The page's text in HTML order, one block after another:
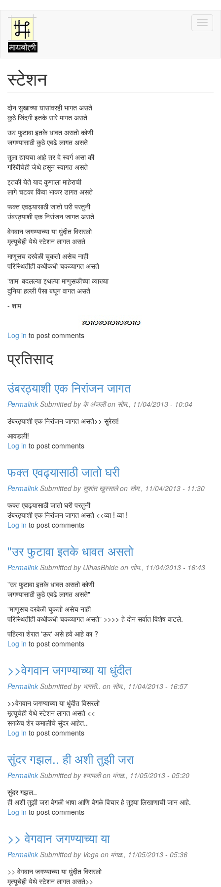
Skip
main
content
स्टेशन
दोन सुखाच्या घासांवरही भागत असते
कुठे जिंदगी इतके सारे मागत असते
ऊर फुटावा इतके धावत असतो कोणी
जगण्यासाठी कुठे एवढे लागत असते
तुला द्यायचा आहे तर दे स्वर्ग असा की
गरिबीचेही जेथे हसून स्वागत असते
इतकी येते याद कुणाला माहेराची
लागे चटका किंवा भाकर डागत असते
फक्त एवढ्यासाठी जातो घरी परतुनी
उंबरठ्याशी एक निरांजन जागत असते
वेगवान जगण्याच्या या धुंदीत विसरलो
मृत्यूचेही येथे स्टेशन लागत असते
माणूसच दरवेळी चुकतो असेच नाही
परिस्थितीही कधीकधी चकव्यागत असते
'शाम' बदलल्या इथल्या माणुसकीच्या व्याख्या
दुनिया हल्ली पैसा बघून वागत असते
- शाम
Log in to post comments
प्रतिसाद
उंबरठ्याशी एक निरांजन जागत
Permalink Submitted by के अंजलीon सोम., 11/04/2013 - 10:04
उंबरठ्याशी एक निरांजन जागत असते>> सुरेख!
आवडली!
Log in to post comments
फक्त एवढ्यासाठी जातो घरी
Permalink Submitted by सुशांत खुरसालेon सोम., 11/04/2013 - 11:30
फक्त एवढ्यासाठी जातो घरी परतुनी
उंबरठ्याशी एक निरांजन जागत असते <<व्वा ! व्वा !
Log in to post comments
"उर फुटावा इतके धावत असतो
Permalink Submitted by UlhasBhide on सोम., 11/04/2013 - 16:43
"उर फुटावा इतके धावत असतो कोणी
जगण्यासाठी कुठे एवढे लागत असते"
"माणूसच दरवेळी चुकतो असेच नाही
परिस्थितीही कधीकधी चकव्यागत असते" >>>> हे दोन सर्वात विशेष वाटले.
पहिल्या शेरात 'ऊर' असे हवे आहे का ?
Log in to post comments
>>वेगवान जगण्याच्या या धुंदीत
Permalink Submitted by भारती.. on सोम., 11/04/2013 - 16:57
>>वेगवान जगण्याच्या या धुंदीत विसरलो
मृत्यूचेही येथे स्टेशन लागत असते <<
सगळेच शेर कमालीचे सुंदर आहेत..
Log in to post comments
सुंदर गझल.. ही अशी तुझी जरा
Permalink Submitted by श्यामलीon मंगळ., 11/05/2013 - 05:20
सुंदर गझल..
ही अशी तुझी जरा वेगळी भाषा आणि वेगळे विचार हे तुझ्या लिखाणाची जान आहे.
Log in to post comments
>> वेगवान जगण्याच्या या
Permalink Submitted by Vega on मंगळ., 11/05/2013 - 05:36
>> वेगवान जगण्याच्या या धुंदीत विसरलो
मृत्यूचेही येथे स्टेशन लागत असते>>